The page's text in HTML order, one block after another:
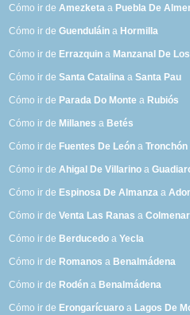
Cómo ir deAmezketa a Puebla De
Cómo ir deGuenduláin a Hormilla
Cómo ir de Errazquin a Manzanal De
Cómo ir deSanta Catalina aSanta Pau
Cómo ir de Parada Do Monte a Rubiós
Cómo ir de Millanes a Betés
Cómo ir de Fuentes De León aTronchón
Cómo ir deAhigal De Villarino a
Cómo ir de Espinosa De Almanza a
Cómo ir deVenta Las Ranas a
Cómo ir de Berducedo aYecla
Cómo ir de Romanos a Benalmádena
Cómo ir de Rodén a Benalmádena
Cómo ir de Erongarícuaro a Lagos De